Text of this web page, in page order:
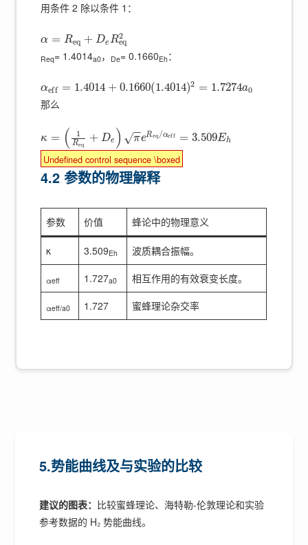
用条件 2 除以条件 1：
α = Req + DeR2
eq
Req= 1.4014a0， De= 0.1660Eh ：
αeff = 1.4014 + 0.1660(1.4014)2 = 1.7274a0
那么
κ = ( 1
Req
+ De ) π
−
−
√ eReq /αeff = 3.509Eh
Undefined control sequence \boxed
4.2 参数的物理解释
参数 价值 蜂论中的物理意义
κ 3.509Eh 波质耦合振幅。
αeff 1.727a0 相互作用的有效衰变长度。
αeff/a0 1.727 蜜蜂理论杂交率
5.势能曲线及与实验的比较
建议的图表： 比较蜜蜂理论、海特勒-伦敦理论和实验
参考数据的 H₂ 势能曲线。